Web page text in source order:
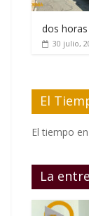
dos horas
30 julio,
El
El tiempo
La